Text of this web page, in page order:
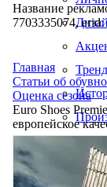
Название
7703335074,
Главная
Статьи об
Оценка сезона
Euro Shoes
европейское